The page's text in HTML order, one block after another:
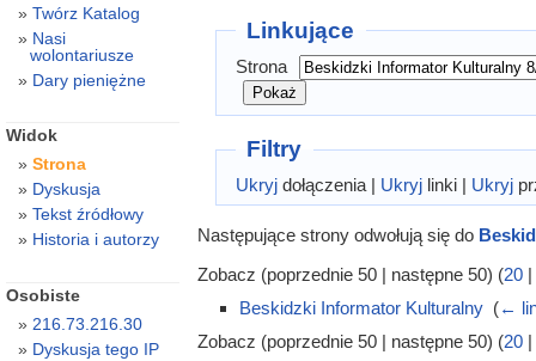
Linkujące
Strona
Filtry
Ukryjdołączenia | Ukryjlinki | Ukryj
Następujące strony odwołują się do
Zobacz (poprzednie 50 | następne 50) (20|
Beskidzki Informator Kulturalny‎ (←
Zobacz (poprzednie 50 | następne 50) (20|
Twórz Katalog
Nasi
wolontariusze
Dary pieniężne
Widok
Strona
Dyskusja
Tekst źródłowy
Historia i autorzy
Osobiste
216.73.216.30
Dyskusja tego IP